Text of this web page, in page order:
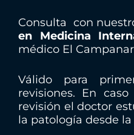
Consulta con
en Medicina
médico El
Válido para
revisiones. En
revisión el doctor
la patología desde